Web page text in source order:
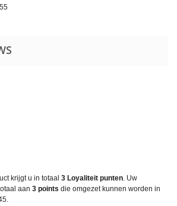
krijgt u in totaal 3 Loyaliteit punten. Uw
aan 3 points die omgezet kunnen worden in
.